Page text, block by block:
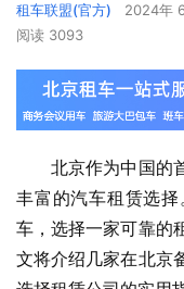
租车联盟(官方) 2024年
阅读 3093
北京作为中国的首
丰富的汽车租赁选
车，选择一家可靠的
文将介绍几家在北京